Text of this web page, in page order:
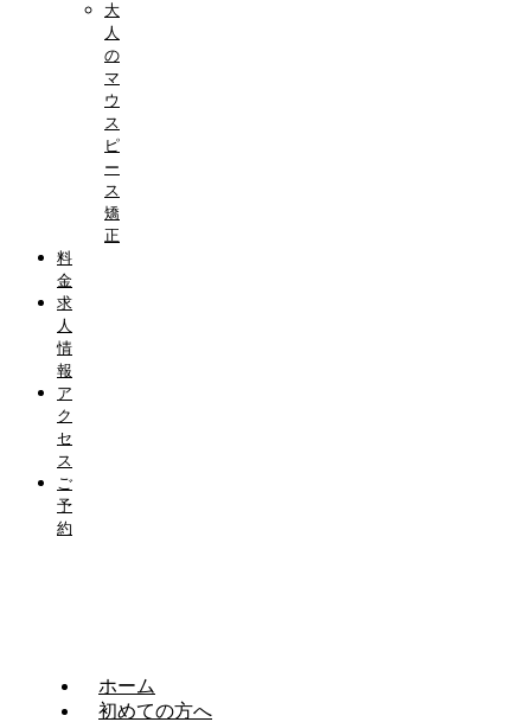
大
人
の
マ
ウ
ス
ピ
ー
ス
矯
正
料
金
求
人
情
報
ア
ク
セ
ス
ご
予
約
ホーム
初めての方へ